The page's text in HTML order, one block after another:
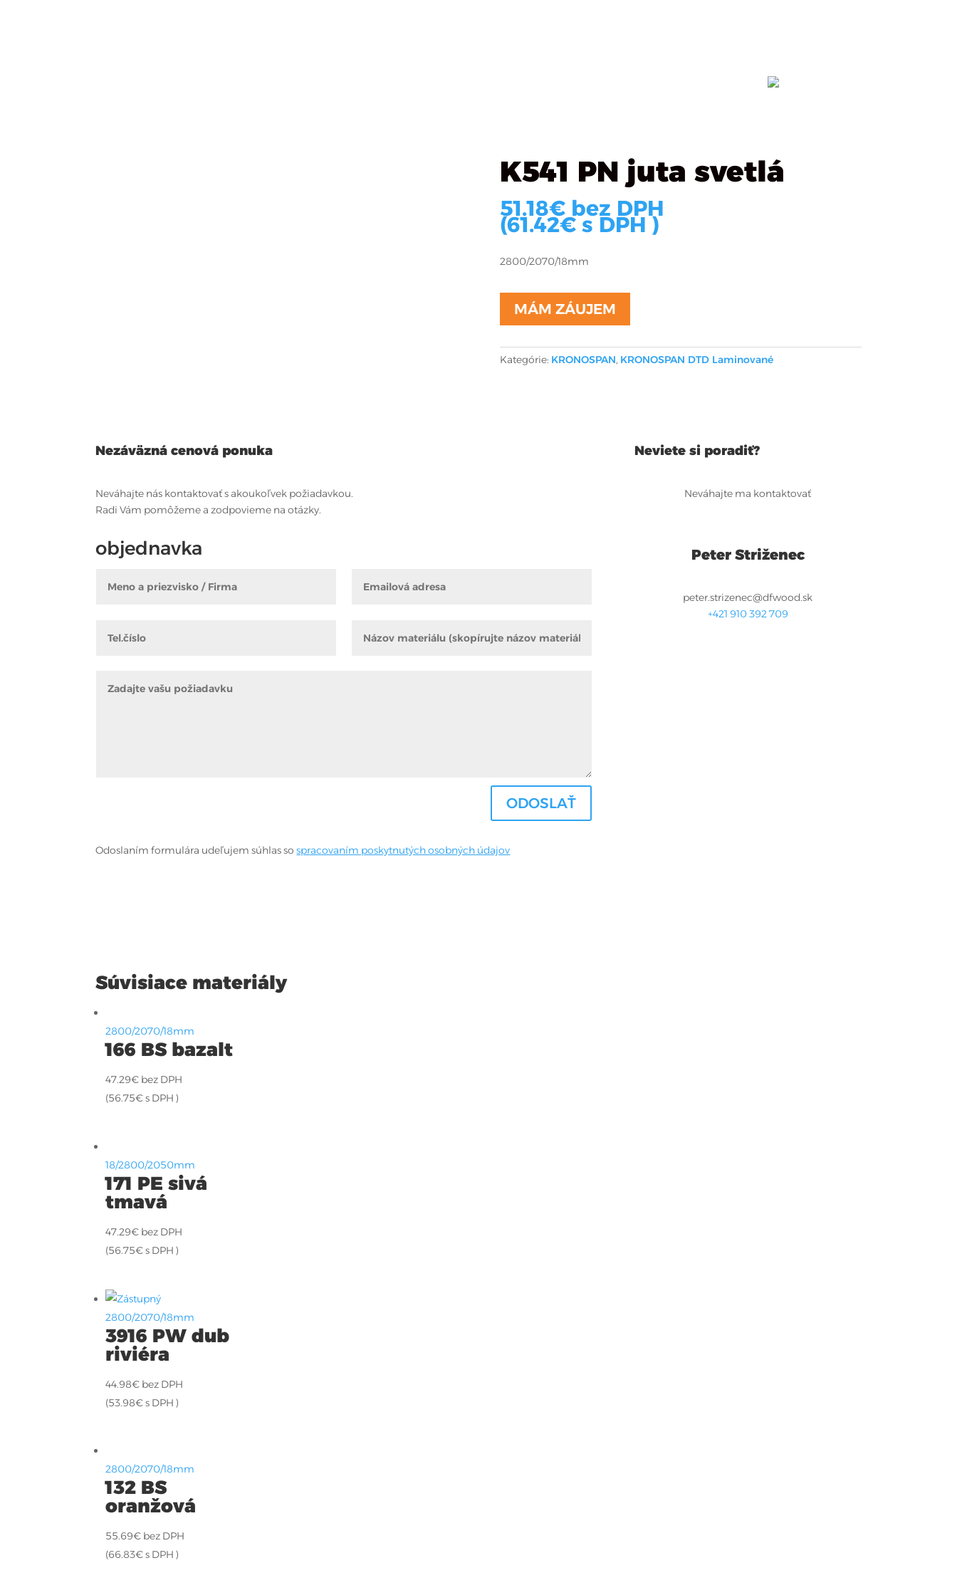
K541 PN juta svetlá
51.18€ bez DPH
(61.42€s DPH )
2800/2070/18mm
MÁM ZÁUJEM
Kategórie: KRONOSPAN KRONOSPAN DTD Laminované
Nezáväzná cenová ponuka
Neváhajte nás kontaktovať s akoukoľvek požiadavkou.
Radi Vám pomôžeme a zodpovieme na otázky.
objednavka
ODOSLAŤ
Odoslaním formulára udeľujem súhlas sospracovaním poskytnutých osobných údajov
Neviete si poradiť?
Neváhajte ma kontaktovať
Peter Striženec
peter.strizenec@dfwood.sk
+421 910 392 709
Súvisiace materiály
2800/2070/18mm
166 BS bazalt
47.29€ bez DPH
(56.75€s DPH )
18/2800/2050mm
171 PE sivá
tmavá
47.29€ bez DPH
(56.75€s DPH )
2800/2070/18mm
3916 PW dub
riviéra
44.98€ bez DPH
(53.98€s DPH )
2800/2070/18mm
132 BS
oranžová
55.69€ bez DPH
(66.83€s DPH )